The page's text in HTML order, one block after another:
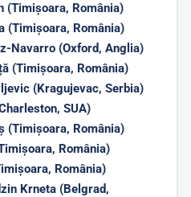
(Timișoara, România)
(Timișoara, România)
Navarro (Oxford, Anglia)
(Timișoara, România)
(Kragujevac, Serbia)
SUA)
(Timișoara, România)
România)
România)
Krneta(Belgrad,